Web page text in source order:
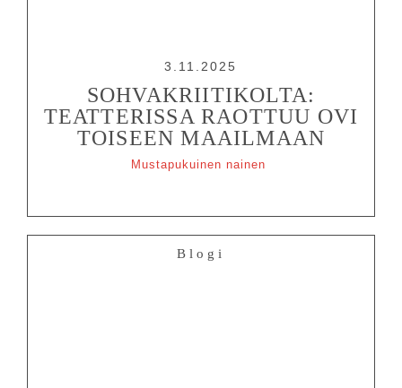
3.11.2025
SOHVAKRIITIKOLTA:
TEATTERISSA RAOTTUU OVI
TOISEEN MAAILMAAN
Mustapukuinen nainen
Blogi